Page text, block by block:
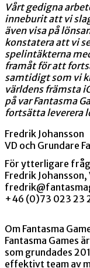
Vårt gedigna
inneburit att vi
även visa på
konstatera att vi
spelintäkterna
framåt för att
samtidigt som vi
världens främsta
på var Fantasma
fortsätta leverera
Fredrik Johansson
VD och Grundare
För ytterligare
Fredrik Johansson,
+46 (0)73 023 23
Om Fantasma
Fantasma Games
som grundades
effektivt team av